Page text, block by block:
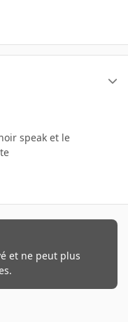
speak et le
et ne peut plus